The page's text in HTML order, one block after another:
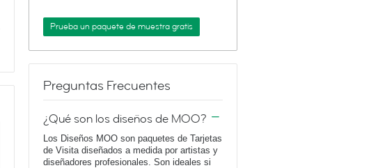
Prueba un paquete de muestra gratis
Preguntas Frecuentes
¿Qué son los diseños de MOO?
Los Diseños MOO son paquetes de Tarjetas
de Visita diseñados a medida por artistas y
diseñadores profesionales. Son ideales si